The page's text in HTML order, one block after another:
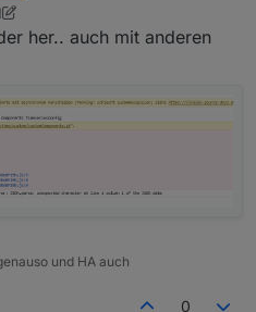
ist kaputt,
cache leeren und/oder iobroker
12:46 PM
her.. auch mit anderen
und HA auch
0